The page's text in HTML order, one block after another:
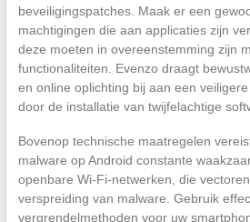
beveiligingspatches. Maak er een
machtigingen die aan applicaties zijn
deze moeten in overeenstemming zijn
functionaliteiten. Evenzo draagt
en online oplichting bij aan een
door de installatie van twijfelachtige
Bovenop technische maatregelen
malware op Android constante
openbare Wi-Fi-netwerken, die
verspreiding van malware. Gebruik
vergrendelmethoden voor uw